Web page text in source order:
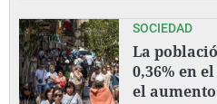
SOCIEDAD
La
0,36% en
el